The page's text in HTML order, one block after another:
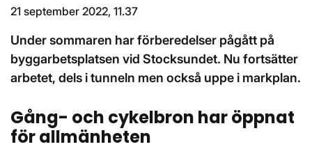
21 september 2022, 11.37
Under sommaren har förberedelser pågått på
byggarbetsplatsen vid Stocksundet. Nu fortsätter
arbetet, dels i tunneln men också uppe i markplan.
Gång- och cykelbron har öppnat
för allmänheten